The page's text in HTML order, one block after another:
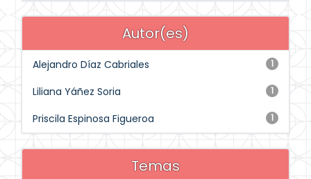
Autor(es)
1
Alejandro Díaz Cabriales
1
Liliana Yáñez Soria
1
Priscila Espinosa Figueroa
Temas